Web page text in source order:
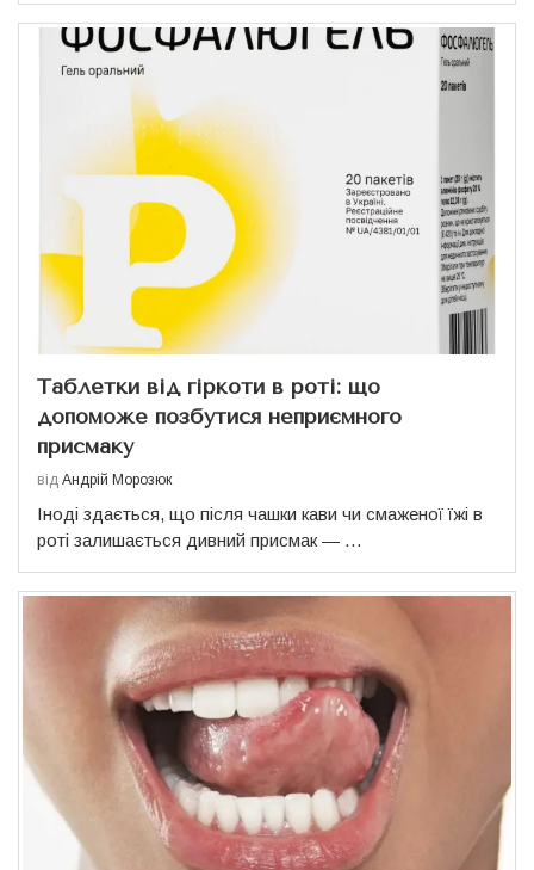
Таблетки від гіркоти в роті: що
допоможе позбутися неприємного
присмаку
від Андрій Морозюк
Іноді здається, що після чашки кави чи смаженої їжі в
роті залишається дивний присмак — …